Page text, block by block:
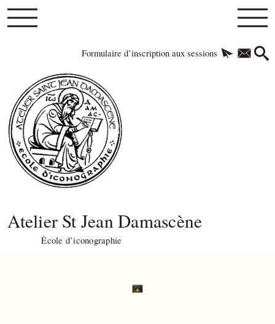
Formulaire d’inscription aux sessions
Atelier St Jean Damascène
École d’iconographie